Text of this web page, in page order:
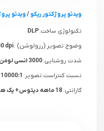
ویدئو پروژکتور ریکو/ویدئو
تکنولوژی ساخت:DLP
وضوح تصویر (رزولوشن) :
شدت روشنایی:3000 انسی لومن
نسبت کنتراست تصویر:
گارانتی: